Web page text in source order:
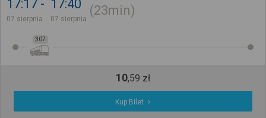
17:17
07 sierpnia
17:40
07 sierpnia
23min
307
10,59 zł
Kup Bilet